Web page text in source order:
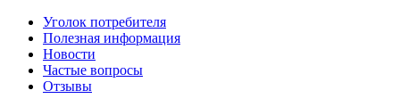
Уголок потребителя
Полезная информация
Новости
Частые вопросы
Отзывы